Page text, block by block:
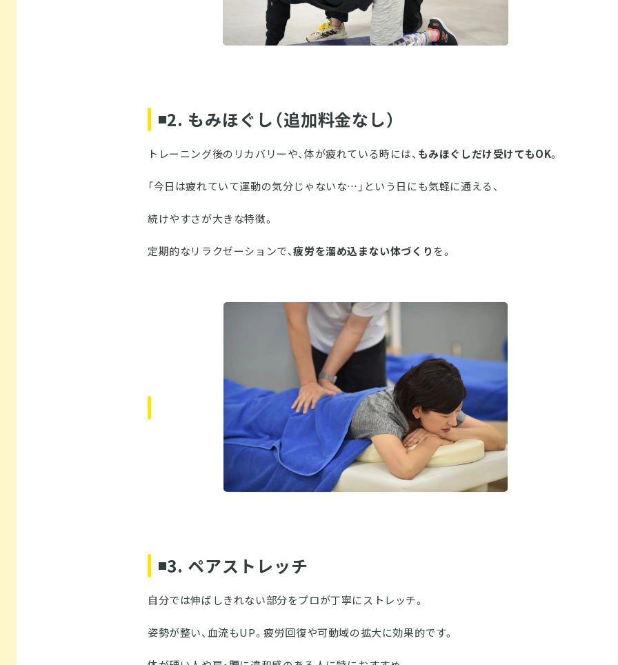
◾️2. もみほぐし（追加料金なし）
トレーニング後のリカバリーや、体が疲れている時には、 もみほぐしだけ受けてもOK。
「今日は疲れていて運動の気分じゃないな…」という日にも気軽に通える、
続けやすさが大きな特徴。
定期的なリラクゼーションで、疲労を溜め込まない体づくりを。
◾️3. ペアストレッチ
自分では伸ばしきれない部分をプロが丁寧にストレッチ。
姿勢が整い、血流もUP。疲労回復や可動域の拡大に効果的です。